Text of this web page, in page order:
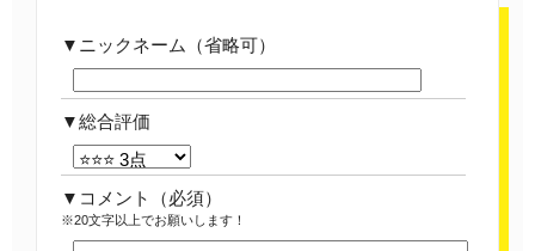
ニックネーム（省略可）
総合評価
コメント （必須）
※20文字以上でお願いします！